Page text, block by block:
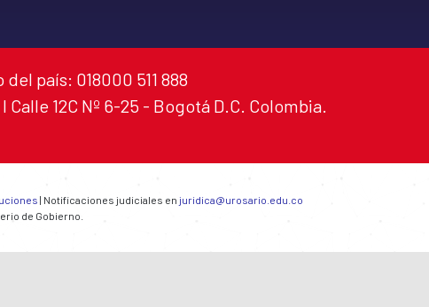
país: 018000 511 888
12C Nº 6-25 - Bogotá D.C. Colombia.
| Notificaciones judiciales en juridica@urosario.edu.co
de Gobierno.